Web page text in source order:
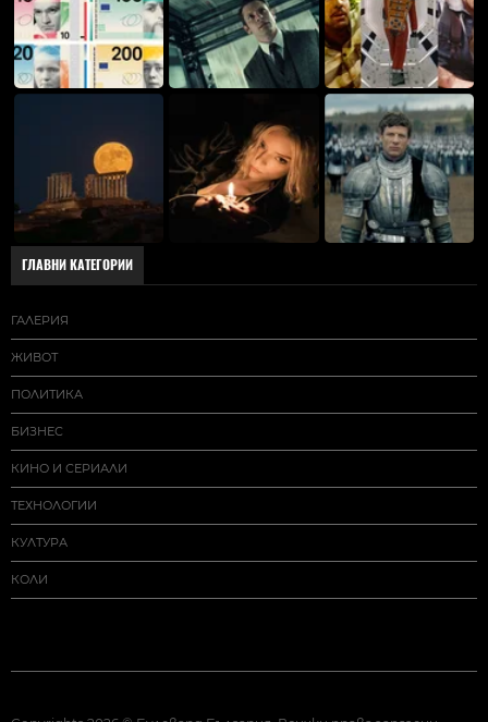
ГЛАВНИ КАТЕГОРИИ
ГАЛЕРИЯ
ЖИВОТ
ПОЛИТИКА
БИЗНЕС
КИНО И СЕРИАЛИ
ТЕХНОЛОГИИ
КУЛТУРА
КОЛИ